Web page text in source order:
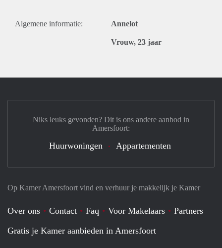
Algemene informatie: Annelot
Vrouw, 23 jaar
Op Kamer Amersfoort vind en verhuur je makkelijk je Kamer
Over ons Contact Faq Voor Makelaars
Partners
Gratis je Kamer aanbieden in Amersfoort
Niks leuks gevonden? Dit is ons andere aanbod in
Amersfoort:
Huurwoningen Appartementen